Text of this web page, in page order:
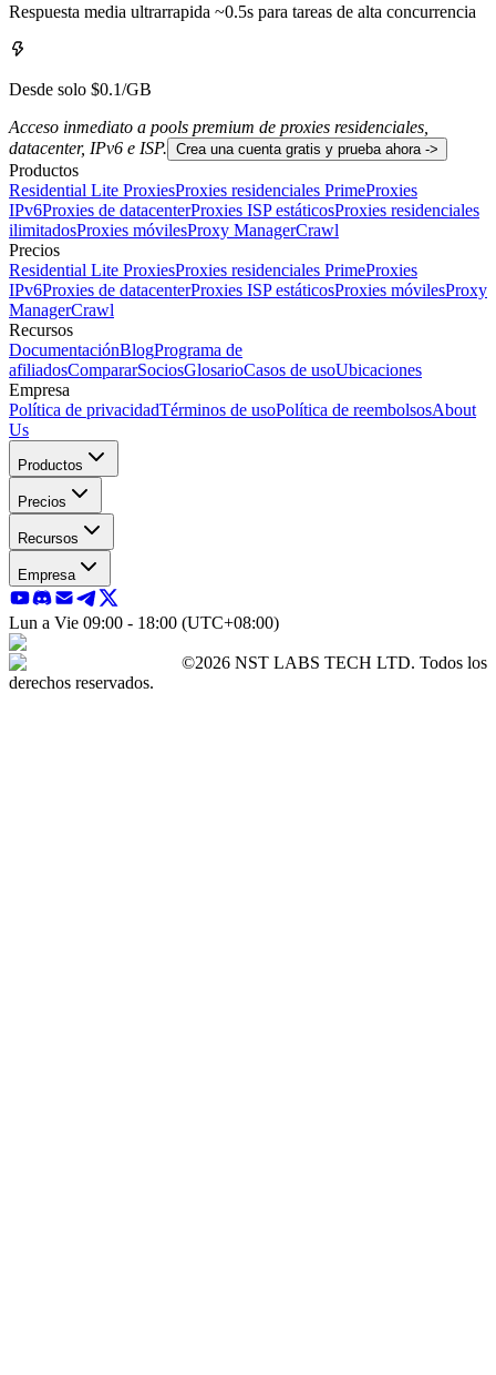
Respuesta media ultrarrapida ~0.5s para tareas de alta concurrencia
Desde solo $0.1/GB
Acceso inmediato a pools premium de proxies residenciales,
datacenter, IPv6 e ISP. Crea una cuenta gratis y prueba ahora ->
Productos
Residential Lite ProxiesProxies residenciales PrimeProxies
IPv6Proxies de datacenterProxies ISP estáticosProxies residenciales
ilimitadosProxies móvilesProxy ManagerCrawl
Precios
Residential Lite ProxiesProxies residenciales PrimeProxies
IPv6Proxies de datacenterProxies ISP estáticosProxies móvilesProxy
ManagerCrawl
Recursos
DocumentaciónBlogPrograma de
afiliadosCompararSociosGlosarioCasos de usoUbicaciones
Empresa
Política de privacidadTérminos de usoPolítica de reembolsosAbout
Us
Productos
Precios
Recursos
Empresa
Lun a Vie 09:00 - 18:00 (UTC+08:00)
©2026 NST LABS TECH LTD. Todos los
derechos reservados.